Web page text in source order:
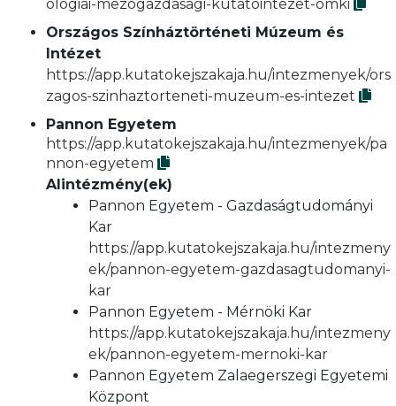
ologiai-mezogazdasagi-kutatointezet-omki
Országos Színháztörténeti Múzeum és
Intézet
https://app.kutatokejszakaja.hu/intezmenyek/ors
zagos-szinhaztorteneti-muzeum-es-intezet
Pannon Egyetem
https://app.kutatokejszakaja.hu/intezmenyek/pa
nnon-egyetem
Alintézmény(ek)
Pannon Egyetem - Gazdaságtudományi
Kar
https://app.kutatokejszakaja.hu/intezmeny
ek/pannon-egyetem-gazdasagtudomanyi-
kar
Pannon Egyetem - Mérnöki Kar
https://app.kutatokejszakaja.hu/intezmeny
ek/pannon-egyetem-mernoki-kar
Pannon Egyetem Zalaegerszegi Egyetemi
Központ